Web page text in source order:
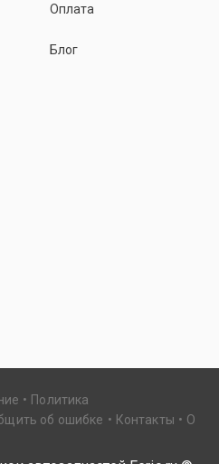
Оплата
Блог
Политика
об ошибке Контакты
О